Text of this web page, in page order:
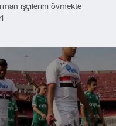
işçilerini övmekte